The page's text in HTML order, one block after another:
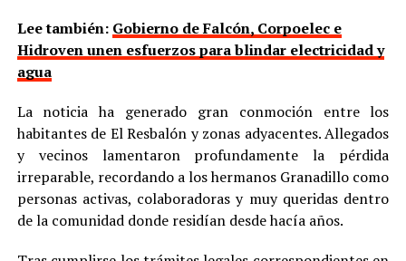
Lee también: Gobierno de Falcón, Corpoelec e
Hidroven unen esfuerzos para blindar electricidad y
agua
La noticia ha generado gran conmoción entre los
habitantes de El Resbalón y zonas adyacentes. Allegados
y vecinos lamentaron profundamente la pérdida
irreparable, recordando a los hermanos Granadillo como
personas activas, colaboradoras y muy queridas dentro
de la comunidad donde residían desde hacía años.